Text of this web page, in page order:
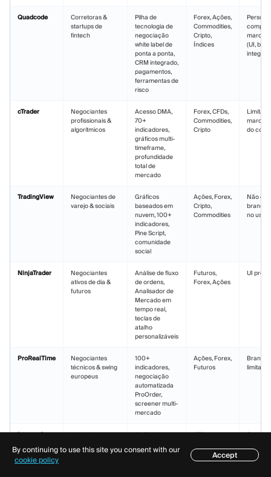
Quadcode
Corretoras &
startups de
fintech
Pilha de
tecnologia de
negociação
white label de
ponta a ponta,
CRM integrado,
pagamentos,
ferramentas de
risco
Forex, Ações,
Commodities,
Cripto,
Índices
marca
(UI,
cTrader
Negociantes
profissionais &
algorítmicos
Acesso DMA,
70+
indicadores,
gráficos multi-
timeframe,
profundidade
total de
mercado
Forex, CFDs,
Commodities,
Cripto
marca
do
TradingView
Negociantes de
varejo & sociais
Gráficos
baseados em
nuvem, 100+
indicadores,
Pine Script,
comunidade
social
Ações, Forex,
Cripto,
Commodities
Não é
branca
no
NinjaTrader
Negociantes
ativos de dia &
futuros
Análise de fluxo
de ordens,
Analisador de
Mercado em
tempo real,
teclas de
atalho
personalizáveis
Futuros,
Forex, Ações
UI
ProRealTime
Negociantes
técnicos & swing
europeus
100+
indicadores,
negociação
automatizada
ProOrder,
screener multi-
mercado
Ações, Forex,
Futuros
limitado
Interactive
Negociantes
globais &
Análise de
negociação de
150+
globais
(Ações,
Sem
Índice
By continuing to use this site you consent with our
cookie policy
Accept